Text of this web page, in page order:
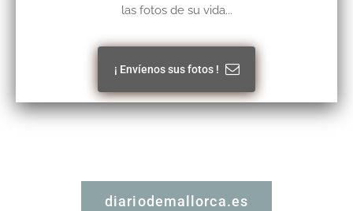
las fotos de su vida...
¡ Envíenos sus fotos !
diariodemallorca.es